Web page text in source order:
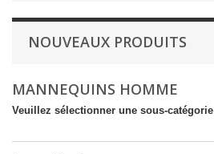
NOUVEAUX PRODUITS
MANNEQUINS HOMME
Veuillez sélectionner une sous-catégorie